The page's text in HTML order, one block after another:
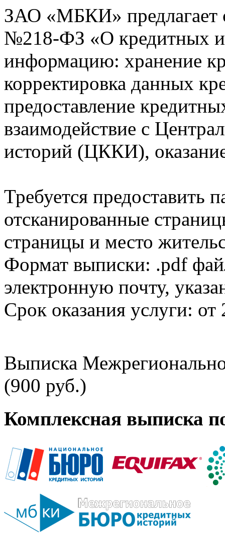
ЗАО «МБКИ» предлагает
№218-ФЗ «О кредитных
информацию: хранение
корректировка данных
предоставление
взаимодействие с
историй (ЦККИ),
Требуется предоставить
отсканированные
страницы и место
Формат выписки: .pdf
электронную почту,
Срок оказания услуги: от
Выписка
(900 руб.)
Комплексная выписка